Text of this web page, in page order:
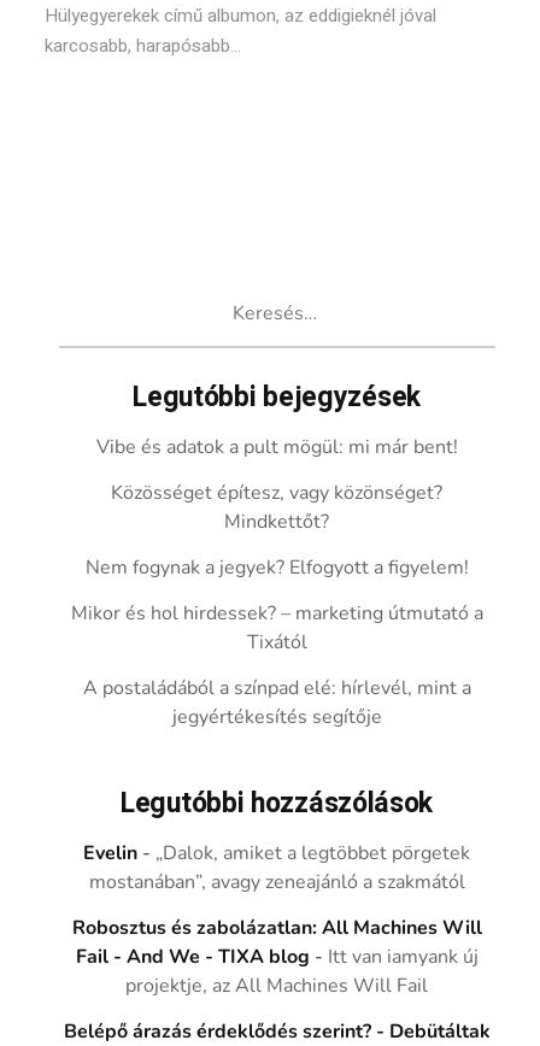
Hülyegyerekek című albumon, az eddigieknél jóval
karcosabb, harapósabb...
Legutóbbi bejegyzések
Vibe és adatok a pult mögül: mi már bent!
Közösséget építesz, vagy közönséget?
Mindkettőt?
Nem fogynak a jegyek? Elfogyott a figyelem!
Mikor és hol hirdessek? – marketing útmutató a
Tixától
A postaládából a színpad elé: hírlevél, mint a
jegyértékesítés segítője
Legutóbbi hozzászólások
Evelin - „Dalok, amiket a legtöbbet pörgetek
mostanában”, avagy zeneajánló a szakmától
Robosztus és zabolázatlan: All Machines Will
Fail - And We - TIXA blog - Itt van iamyank új
projektje, az All Machines Will Fail
Belépő árazás érdeklődés szerint? - Debütáltak